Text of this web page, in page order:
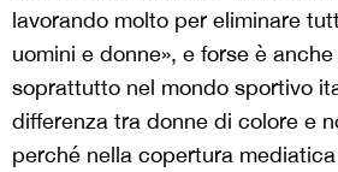
lavorando molto per eliminare
uomini e donne», e forse è
soprattutto nel mondo sportivo
differenza tra donne di colore e
perché nella copertura